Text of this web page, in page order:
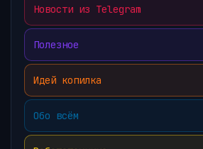
Новости из Telegram
Полезное
Идей копилка
Обо всём